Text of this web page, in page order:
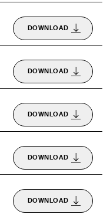
DOWNLOAD
DOWNLOAD
DOWNLOAD
DOWNLOAD
DOWNLOAD